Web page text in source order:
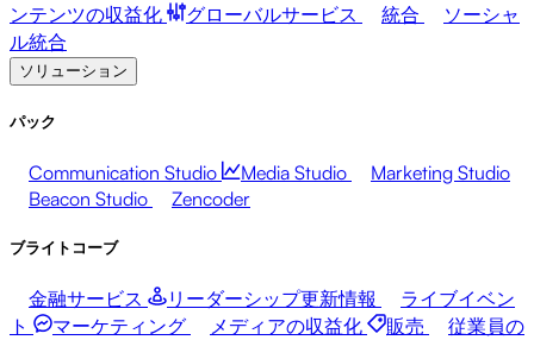
ンテンツの収益化
グローバルサービス 統合
ソーシャ
ル統合
ソリューション
パック
Communication Studio Media Studio
Marketing Studio
Beacon Studio
Zencoder
ブライトコーブ
金融サービス リーダーシップ更新情報
ライブイベン
ト
マーケティング メディアの収益化 販売
従業員の